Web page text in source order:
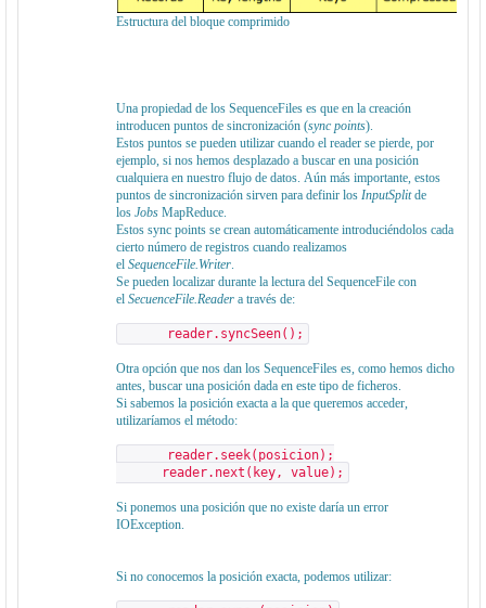
Estructura del bloque comprimido
Una propiedad de los SequenceFiles es que en la creación
introducen puntos de sincronización (sync points).
Estos puntos se pueden utilizar cuando el reader se pierde, por
ejemplo, si nos hemos desplazado a buscar en una posición
cualquiera en nuestro flujo de datos. Aún más importante, estos
puntos de sincronización sirven para definir los InputSplitde
los Jobs MapReduce.
Estos sync points se crean automáticamente introduciéndolos cada
cierto número de registros cuando realizamos
el SequenceFile.Writer.
Se pueden localizar durante la lectura del SequenceFile con
el SecuenceFile.Reader a través de:
reader.syncSeen();
Otra opción que nos dan los SequenceFiles es, como hemos dicho
antes, buscar una posición dada en este tipo de ficheros.
Si sabemos la posición exacta a la que queremos acceder,
utilizaríamos el método:
reader.seek(posicion);
reader.next(key, value);
Si ponemos una posición que no existe daría un error
IOException.
Si no conocemos la posición exacta, podemos utilizar: